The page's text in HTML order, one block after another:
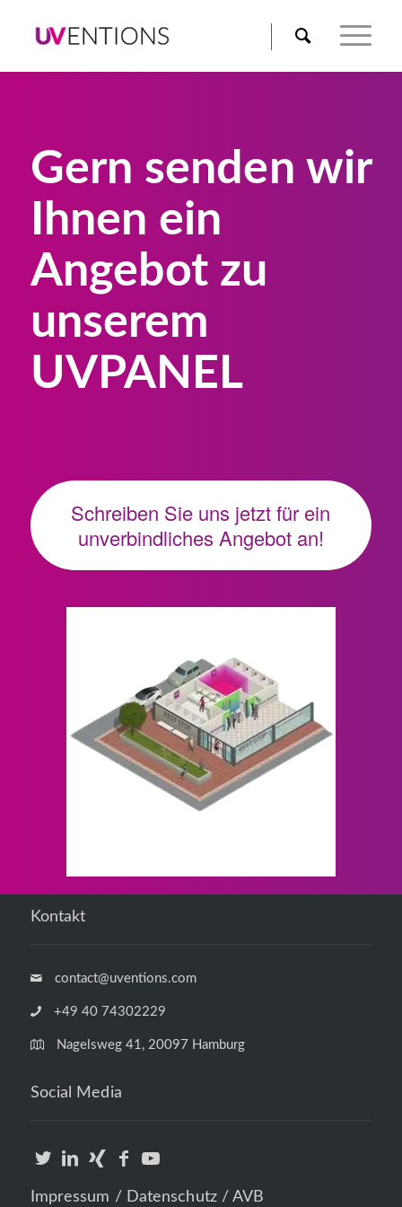
Gern senden wir
Ihnen ein
Angebot zu
unserem
UVPANEL
Schreiben Sie uns jetzt für ein
unverbindliches Angebot an!
Kontakt
contact@uventions.com
+49 40 74302229
Nagelsweg 41, 20097 Hamburg
Social Media
Impressum / Datenschutz / AVB